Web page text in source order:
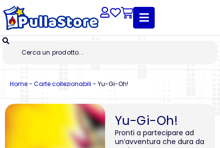
Home- Carte collezionabili - Yu-Gi-Oh!
Yu-Gi-Oh!
Pronti a partecipare ad
un’avventura che dura da